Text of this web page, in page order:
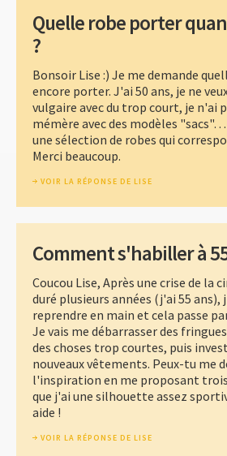
Quelle robe porter
?
Bonsoir Lise :) Je me demande
encore porter. J'ai 50 ans, je ne
vulgaire avec du trop court, je n'ai
mémère avec des modèles
une sélection de robes qui
Merci beaucoup.
VOIR LA RÉPONSE DE LISE
Comment s'habiller à
Coucou Lise, Après une crise de la
duré plusieurs années (j'ai 55 ans),
reprendre en main et cela passe
Je vais me débarrasser des
des choses trop courtes, puis
nouveaux vêtements. Peux-tu me
l'inspiration en me proposant
que j'ai une silhouette assez
aide !
VOIR LA RÉPONSE DE LISE